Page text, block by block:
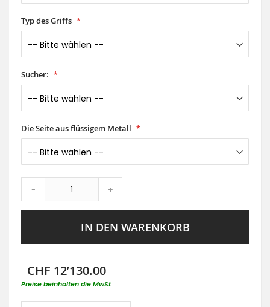
Typ des Griffs
Sucher:
Die Seite aus flüssigem Metall
- +
IN DEN WARENKORB
CHF 12’130.00
Preise beinhalten die MwSt